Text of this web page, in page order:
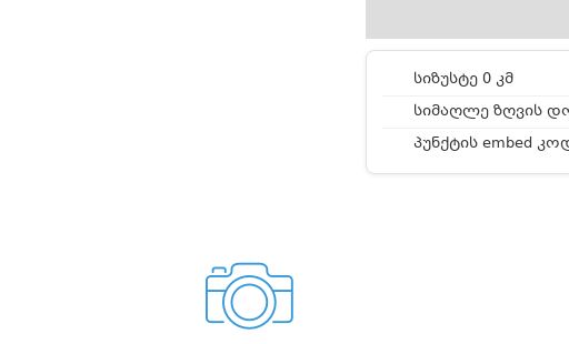
სიზუსტე 0 კმ
სიმაღლე ზღვის
პუნქტის embed